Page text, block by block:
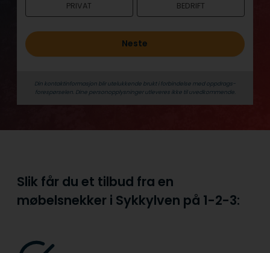
PRIVAT BEDRIFT
Neste
Din kontaktinformasjon blir utelukkende brukt i forbindelse med oppdrags­
forespørselen. Dine person­­opplysninger utleveres ikke til uvedkommende.
Slik får du et tilbud fra en
møbelsnekker i Sykkylven på 1-2-3: